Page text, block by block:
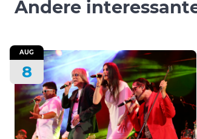
Andere
AUG
8